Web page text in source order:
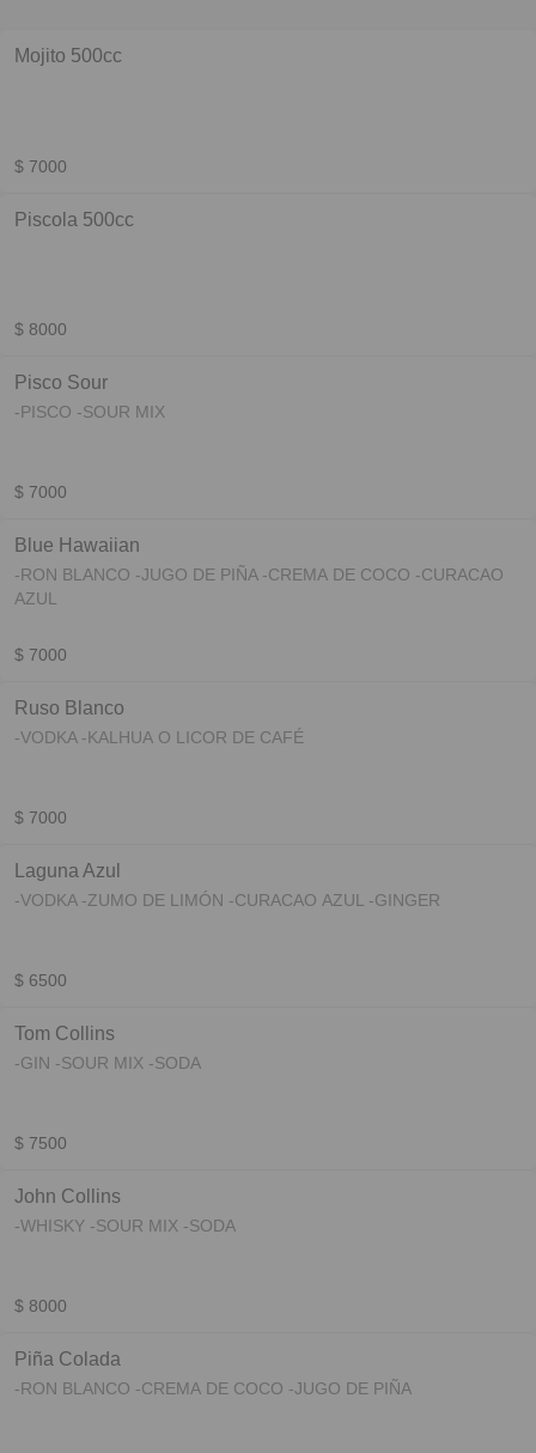
Mojito 500cc
$ 7000
Piscola 500cc
$ 8000
Pisco Sour
-PISCO -SOUR MIX
$ 7000
Blue Hawaiian
-RON BLANCO -JUGO DE PIÑA -CREMA DE COCO -CURACAO
AZUL
$ 7000
Ruso Blanco
-VODKA -KALHUA O LICOR DE CAFÉ
$ 7000
Laguna Azul
-VODKA -ZUMO DE LIMÓN -CURACAO AZUL -GINGER
$ 6500
Tom Collins
-GIN -SOUR MIX -SODA
$ 7500
John Collins
-WHISKY -SOUR MIX -SODA
$ 8000
Piña Colada
-RON BLANCO -CREMA DE COCO -JUGO DE PIÑA